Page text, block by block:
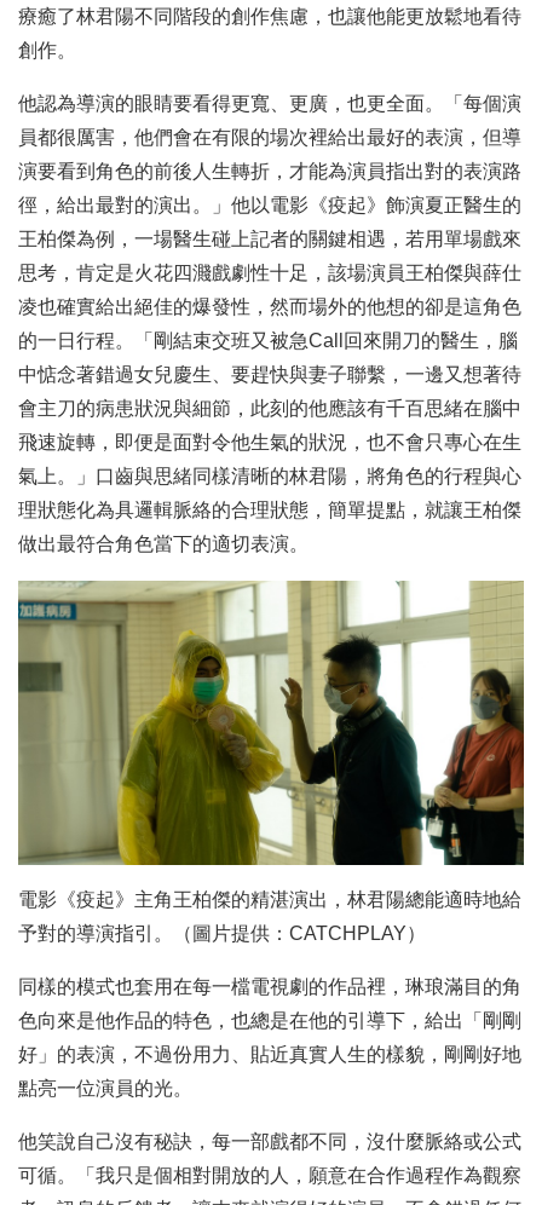
療癒了林君陽不同階段的創作焦慮，也讓他能更放鬆地看待
創作。
他認為導演的眼睛要看得更寬、更廣，也更全面。「每個演
員都很厲害，他們會在有限的場次裡給出最好的表演，但導
演要看到角色的前後人生轉折，才能為演員指出對的表演路
徑，給出最對的演出。」他以電影《疫起》飾演夏正醫生的
王柏傑為例，一場醫生碰上記者的關鍵相遇，若用單場戲來
思考，肯定是火花四濺戲劇性十足，該場演員王柏傑與薛仕
凌也確實給出絕佳的爆發性，然而場外的他想的卻是這角色
的一日行程。「剛結束交班又被急Call回來開刀的醫生，腦
中惦念著錯過女兒慶生、要趕快與妻子聯繫，一邊又想著待
會主刀的病患狀況與細節，此刻的他應該有千百思緒在腦中
飛速旋轉，即便是面對令他生氣的狀況，也不會只專心在生
氣上。」口齒與思緒同樣清晰的林君陽，將角色的行程與心
理狀態化為具邏輯脈絡的合理狀態，簡單提點，就讓王柏傑
做出最符合角色當下的適切表演。
電影《疫起》主角王柏傑的精湛演出，林君陽總能適時地給
予對的導演指引。（圖片提供：CATCHPLAY）
同樣的模式也套用在每一檔電視劇的作品裡，琳琅滿目的角
色向來是他作品的特色，也總是在他的引導下，給出「剛剛
好」的表演，不過份用力、貼近真實人生的樣貌，剛剛好地
點亮一位演員的光。
他笑說自己沒有秘訣，每一部戲都不同，沒什麼脈絡或公式
可循。「我只是個相對開放的人，願意在合作過程作為觀察